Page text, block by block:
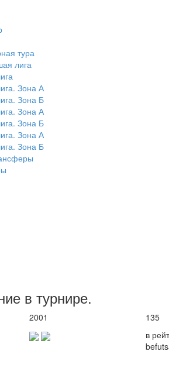
тура
лига
Зона А
Зона Б
Зона А
Зона Б
Зона А
Зона Б
в турнире.
2001
135
в